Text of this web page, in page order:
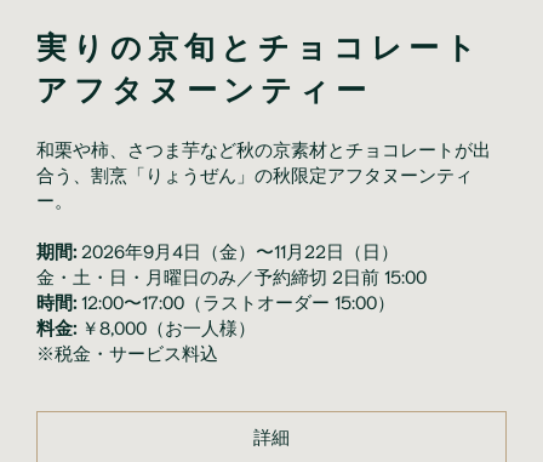
実りの京旬とチョコレート
アフタヌーンティー
和栗や柿、さつま芋など秋の京素材とチョコレートが出
合う、割烹「りょうぜん」の秋限定アフタヌーンティ
ー。
期間: 2026年9月4日（金）〜11月22日（日）
金・土・日・月曜日のみ／予約締切 2日前 15:00
時間: 12:00〜17:00（ラストオーダー 15:00）
料金: ￥8,000（お一人様）
※税金・サービス料込
詳細